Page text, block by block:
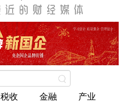
税收 金融 产业